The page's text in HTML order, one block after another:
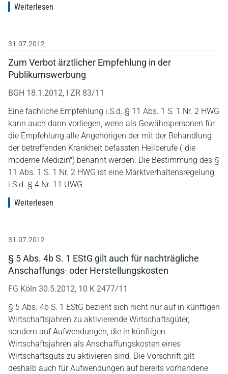
Weiterlesen
31.07.2012
Zum Verbot ärztlicher Empfehlung in der
Publikumswerbung
BGH 18.1.2012, I ZR 83/11
Eine fachliche Empfehlung i.S.d. § 11 Abs. 1 S. 1 Nr. 2 HWG
kann auch dann vorliegen, wenn als Gewährspersonen für
die Empfehlung alle Angehörigen der mit der Behandlung
der betreffenden Krankheit befassten Heilberufe ("die
moderne Medizin") benannt werden. Die Bestimmung des §
11 Abs. 1 S. 1 Nr. 2 HWG ist eine Marktverhaltensregelung
i.S.d. § 4 Nr. 11 UWG.
Weiterlesen
31.07.2012
§ 5 Abs. 4b S. 1 EStG gilt auch für nachträgliche
Anschaffungs- oder Herstellungskosten
FG Köln 30.5.2012, 10 K 2477/11
§ 5 Abs. 4b S. 1 EStG bezieht sich nicht nur auf in künftigen
Wirtschaftsjahren zu aktivierende Wirtschaftsgüter,
sondern auf Aufwendungen, die in künftigen
Wirtschaftsjahren als Anschaffungskosten eines
Wirtschaftsguts zu aktivieren sind. Die Vorschrift gilt
deshalb auch für Aufwendungen auf bereits vorhandene